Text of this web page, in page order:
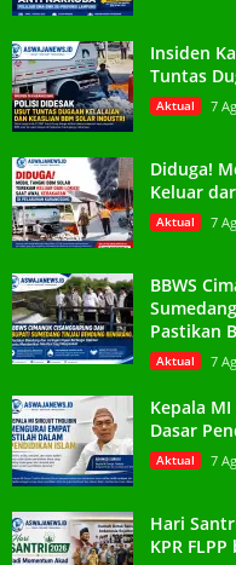
Insiden
Tuntas
Aktual 7
Diduga!
Keluar
Aktual 7
BBWS
Pastikan
Aktual 7
Kepala
Dasar
Aktual 7
Hari
KPR